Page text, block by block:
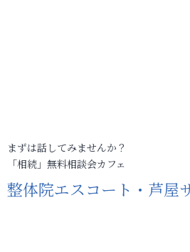
まずは話してみませんか？
「相続」無料相談会カフェ
整体院エスコート・芦屋